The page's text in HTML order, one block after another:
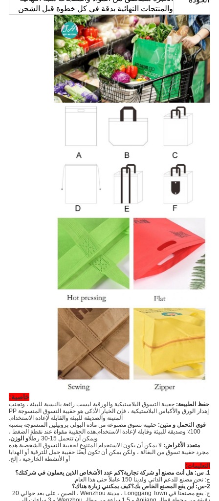
والمنتجات النهائية بدقة في كل خطوة قبل الشحن
خاصية:
حفظ الطبيعة: حقيبة التسوق البلاستيكية والورقية ليست رائعة بالنسبة للبيئة ، وتجنب
إهدار الورق والأكياس البلاستيكية ، فإن الخيار الأذكى هو حقيبة التسوق المنسوجة PP
المتينة والصديقة للبيئة والقابلة لإعادة الاستخدام.
قوي التحمل و متين:حقيبة تسوق مصنوعة من مادة البولي بروبيلين المنسوجة بنسبة
100٪ وصديقة للبيئة وقابلة لإعادة الاستخدام.هذه الحقيبة مقواة عند نقطة الضغط ،
ويمكن أن تتحمل 15-30 رطلًا
و الوزن.
متعدد الأغراض: لا يمكن أن يكون الاستخدام المتنوع لحقيبة التسوق الشخصية هذه
مجرد حقيبة تسوق من البقالة ، ولكن يمكن أن تكون أيضًا حقيبة حمل للترقية أو الهدايا
أو الأنشطة الخارجية ، إلخ.
التعليمات:
1. س: هل أنت مصنع أو شركة تجارية؟كم عدد الأشخاص الذين يعملون في شركتك؟
ج: نحن مصنع للدعم الذاتي ولدينا 150 عاملاً حتى هذا العام.
2-س: أين يقع المصنع الخاص بك؟كيف يمكنني زيارة هناك؟
ج: يقع مصنعنا في Longgang Town ، مدينة Wenzhou ، الصين ، على بعد حوالي 20